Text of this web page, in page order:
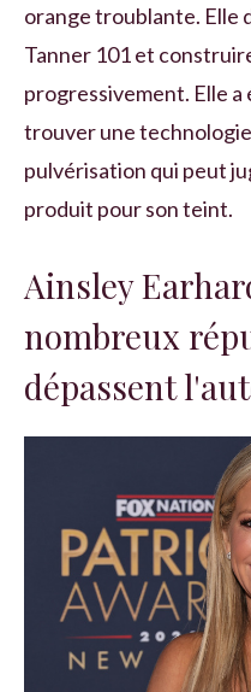
orange troublante. Elle
Tanner 101 et
progressivement. Elle a
trouver une
pulvérisation qui peut
produit pour son teint.
Ainsley
nombreux
dépassent